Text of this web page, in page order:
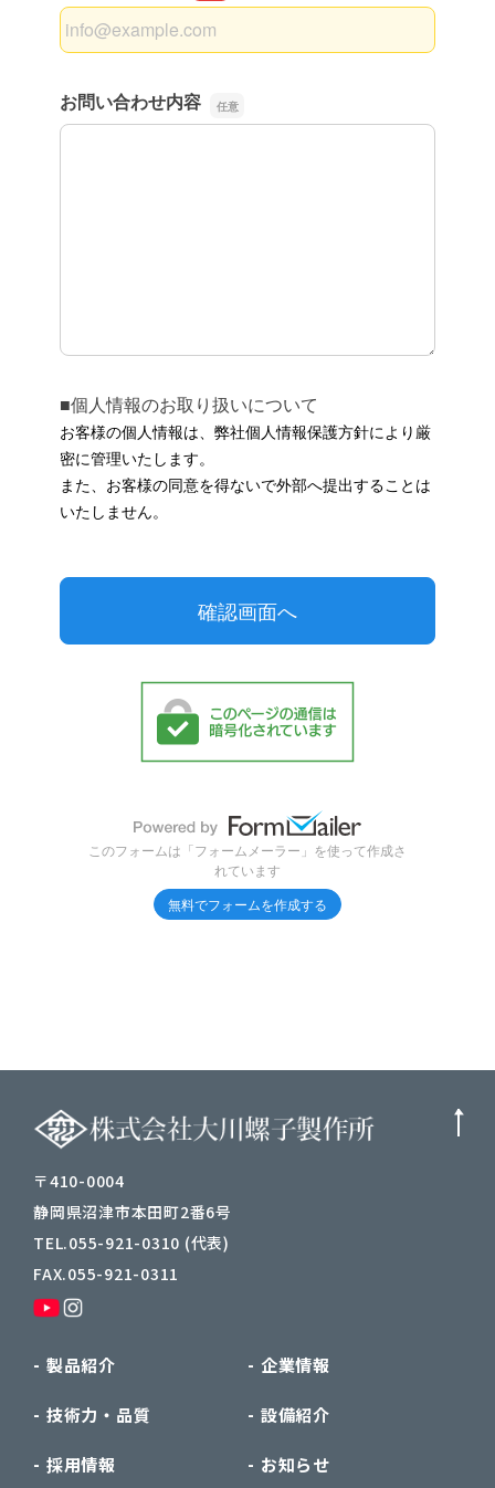
〒410-0004
静岡県沼津市本田町2番6号
TEL.055-921-0310 (代表)
FAX.055-921-0311
製品紹介 企業情報
技術力・品質 設備紹介
採用情報 お知らせ